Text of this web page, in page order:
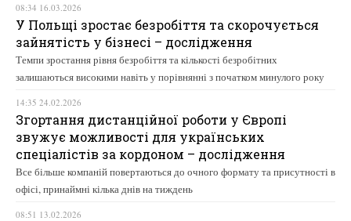
08:34 16.03.2026
У Польщі зростає безробіття та скорочується
зайнятість у бізнесі – дослідження
Темпи зростання рівня безробіття та кількості безробітних
залишаються високими навіть у порівнянні з початком минулого року
14:35 24.02.2026
Згортання дистанційної роботи у Європі
звужує можливості для українських
спеціалістів за кордоном – дослідження
Все більше компаній повертаються до очного формату та присутності в
офісі, принаймні кілька днів на тиждень
08:51 13.02.2026